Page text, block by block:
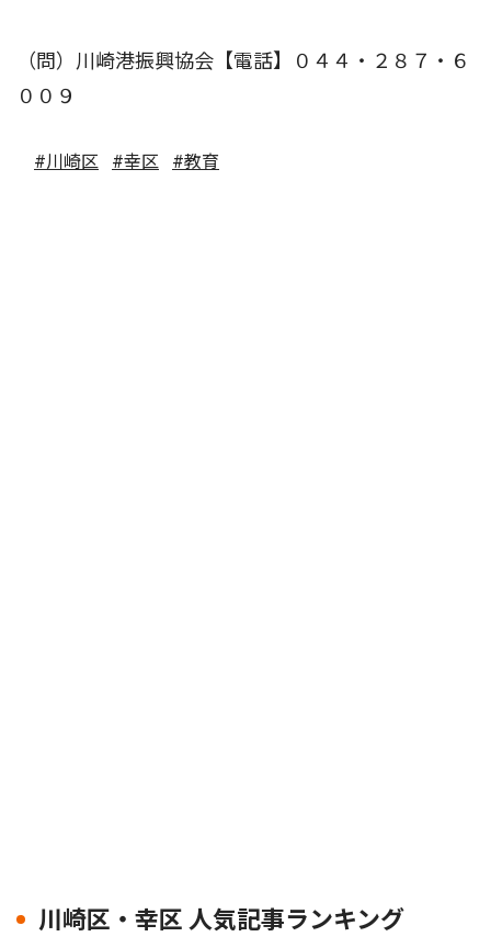
（問）川崎港振興協会【電話】０４４・２８７・６
００９
#川崎区 #幸区 #教育
川崎区・幸区 人気記事ランキング